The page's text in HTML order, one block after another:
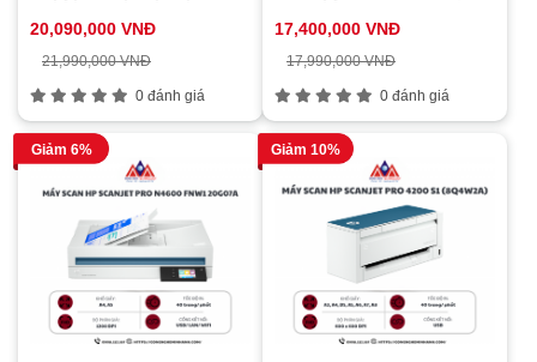
20,090,000 VNĐ
21,990,000 VNĐ
0 đánh giá
17,400,000 VNĐ
17,990,000 VNĐ
0 đánh giá
Giảm 6% Giảm 10%